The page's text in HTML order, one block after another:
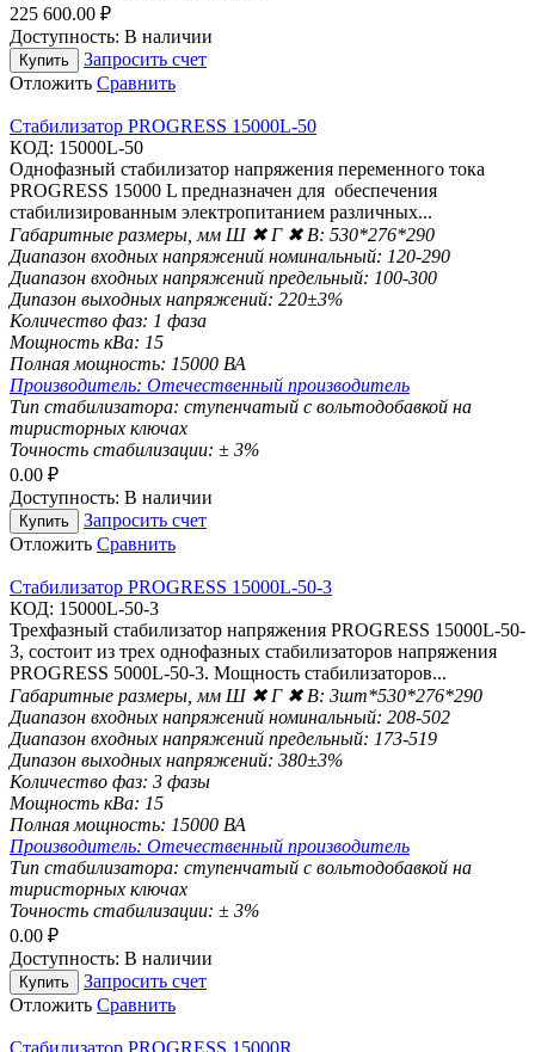
225 600.00 ₽
Доступность: В наличии
Купить
Запросить счет
Отложить Сравнить
Стабилизатор PROGRESS 15000L-50
КОД: 15000L-50
Однофазный стабилизатор напряжения переменного тока
PROGRESS 15000 L предназначен для обеспечения
стабилизированным электропитанием различных...
Габаритные размеры, мм Ш ✖ Г ✖ В: 530*276*290
Диапазон входных напряжений номинальный: 120-290
Диапазон входных напряжений предельный: 100-300
Дипазон выходных напряжений: 220±3%
Количество фаз: 1 фаза
Мощность кВа: 15
Полная мощность: 15000 ВА
Производитель: Отечественный производитель
Тип стабилизатора: ступенчатый с вольтодобавкой на
тиристорных ключах
Точность стабилизации: ± 3%
0.00 ₽
Доступность: В наличии
Купить
Запросить счет
Отложить Сравнить
Стабилизатор PROGRESS 15000L-50-3
КОД: 15000L-50-3
Трехфазный стабилизатор напряжения PROGRESS 15000L-50-
3, состоит из трех однофазных стабилизаторов напряжения
PROGRESS 5000L-50-3. Мощность стабилизаторов...
Габаритные размеры, мм Ш ✖ Г ✖ В: 3шт*530*276*290
Диапазон входных напряжений номинальный: 208-502
Диапазон входных напряжений предельный: 173-519
Дипазон выходных напряжений: 380±3%
Количество фаз: 3 фазы
Мощность кВа: 15
Полная мощность: 15000 ВА
Производитель: Отечественный производитель
Тип стабилизатора: ступенчатый с вольтодобавкой на
тиристорных ключах
Точность стабилизации: ± 3%
0.00 ₽
Доступность: В наличии
Купить
Запросить счет
Отложить Сравнить
Стабилизатор PROGRESS 15000R